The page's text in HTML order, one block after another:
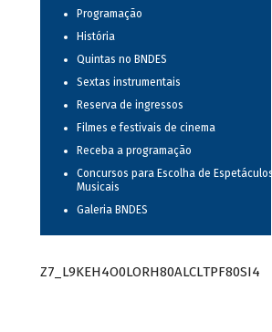
Programação
História
Quintas no BNDES
Sextas instrumentais
Reserva de ingressos
Filmes e festivais de cinema
Receba a programação
Concursos para Escolha de Espetáculos
Musicais
Galeria BNDES
Z7_L9KEH4O0LORH80ALCLTPF80SI4